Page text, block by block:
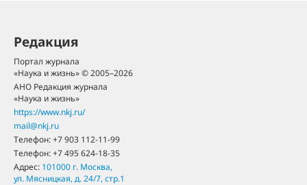
Редакция
Портал журнала
«Наука и жизнь» © 2005–2026
АНО Редакция журнала
«Наука и жизнь»
https://www.nkj.ru/
mail@nkj.ru
Телефон:+7 903 112-11-99
Телефон:+7 495 624-18-35
Адрес: 101000 г. Москва,
ул. Мясницкая, д. 24/7, стр.1